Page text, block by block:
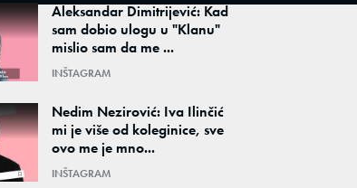
Aleksandar Dimitrijević: Kad
sam dobio ulogu u "Klanu"
mislio sam da me ...
INŠTAGRAM
Nedim Nezirović: Iva Ilinčić
mi je više od koleginice, sve
ovo me je mno...
INŠTAGRAM